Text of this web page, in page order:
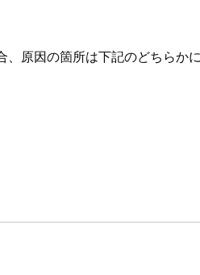
原因の箇所は下記のどちらかに